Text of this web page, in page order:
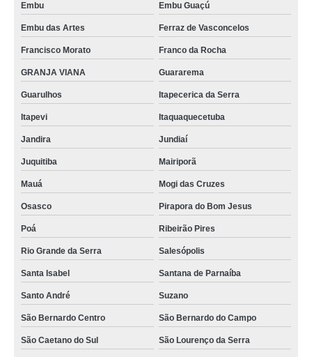
Embu Embu Guaçú
Embu das Artes Ferraz de Vasconcelos
Francisco Morato Franco da Rocha
GRANJA VIANA Guararema
Guarulhos Itapecerica da Serra
Itapevi Itaquaquecetuba
Jandira Jundiaí
Juquitiba Mairiporã
Mauá Mogi das Cruzes
Osasco Pirapora do Bom Jesus
Poá Ribeirão Pires
Rio Grande da Serra Salesópolis
Santa Isabel Santana de Parnaíba
Santo André Suzano
São Bernardo Centro São Bernardo do Campo
São Caetano do Sul São Lourenço da Serra